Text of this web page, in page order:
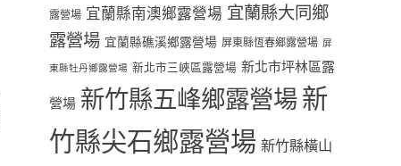
露營場 宜蘭縣南澳鄉露營場 宜蘭縣大同鄉
露營場 宜蘭縣礁溪鄉露營場 屏東縣恆春鄉露營場 屏
東縣牡丹鄉露營場 新北市三峽區露營場 新北市坪林區露
營場 新竹縣五峰鄉露營場新
竹縣尖石鄉露營場 新竹縣橫山